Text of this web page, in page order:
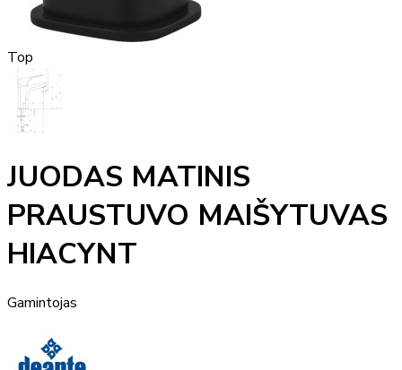
Top
JUODAS MATINIS
PRAUSTUVO MAIŠYTUVAS
HIACYNT
Gamintojas